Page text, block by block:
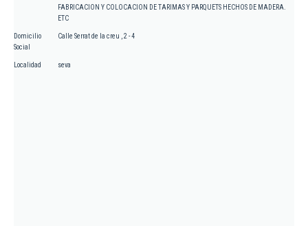
FABRICACION Y COLOCACION DE TARIMAS Y PARQUETS HECHOS DE MADERA.
ETC
Domicilio
Social
Calle Serrat de la creu , 2 - 4
Localidad seva